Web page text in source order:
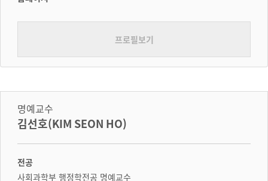
프로필보기
명예교수
김선호(KIM SEON HO)
전공
사회과학부 행정학전공 명예교수